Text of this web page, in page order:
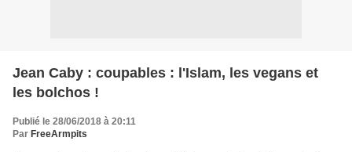
Jean Caby : coupables : l'Islam, les vegans et
les bolchos !
Publié le 28/06/2018 à 20:11
Par FreeArmpits